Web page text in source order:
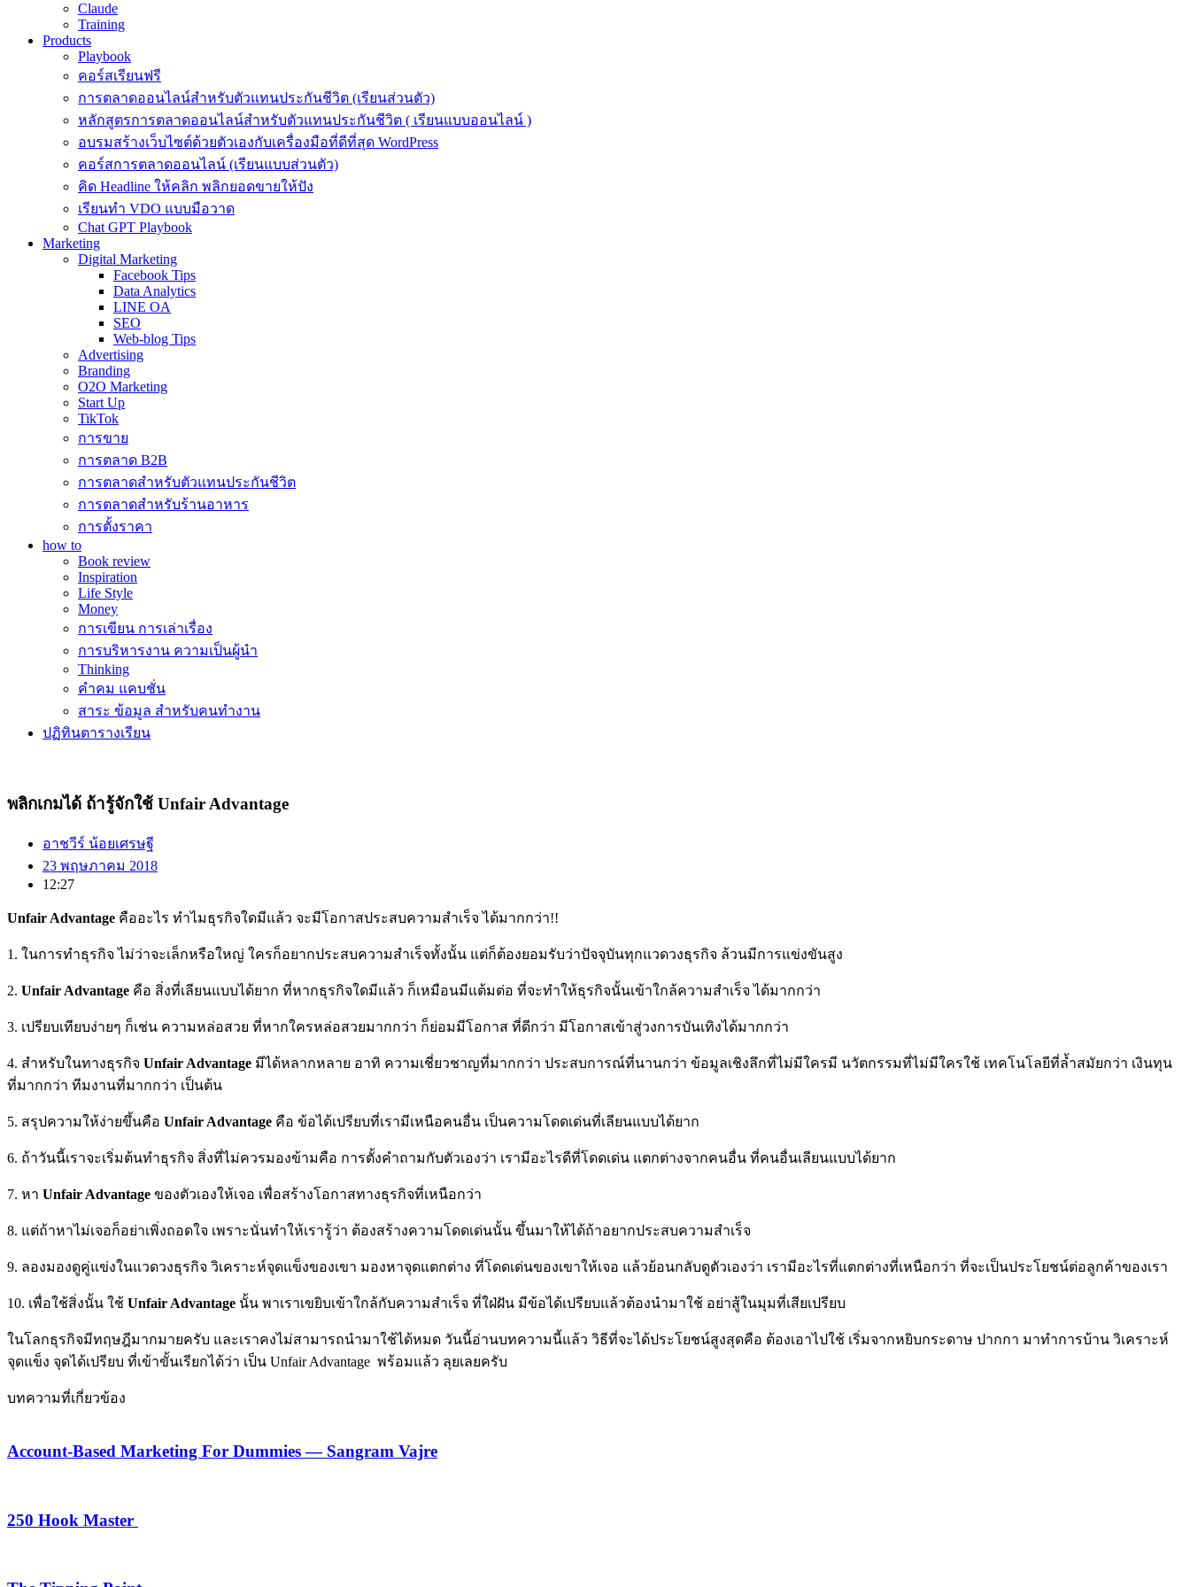
Claude
Training
Products
Playbook
คอร์สเรียนฟรี
การตลาดออนไลน์สำหรับตัวแทนประกันชีวิต (เรียนส่วนตัว)
หลักสูตรการตลาดออนไลน์สำหรับตัวแทนประกันชีวิต ( เรียนแบบออนไลน์ )
อบรมสร้างเว็บไซต์ด้วยตัวเองกับเครื่องมือที่ดีที่สุด WordPress
คอร์สการตลาดออนไลน์ (เรียนแบบส่วนตัว)
คิด Headline ให้คลิก พลิกยอดขายให้ปัง
เรียนทำ VDO แบบมือวาด
Chat GPT Playbook
Marketing
Digital Marketing
Facebook Tips
Data Analytics
LINE OA
SEO
Web-blog Tips
Advertising
Branding
O2O Marketing
Start Up
TikTok
การขาย
การตลาด B2B
การตลาดสำหรับตัวแทนประกันชีวิต
การตลาดสำหรับร้านอาหาร
การตั้งราคา
how to
Book review
Inspiration
Life Style
Money
การเขียน การเล่าเรื่อง
การบริหารงาน ความเป็นผู้นำ
Thinking
คำคม แคบชั่น
สาระ ข้อมูล สำหรับคนทำงาน
ปฏิทินตารางเรียน
พลิกเกมได้ ถ้ารู้จักใช้ Unfair Advantage
อาชวีร์ น้อยเศรษฐี
23 พฤษภาคม 2018
12:27
Unfair Advantage คืออะไร ทำไมธุรกิจใดมีแล้ว จะมีโอกาสประสบความสำเร็จ ได้มากกว่า!!
1. ในการทำธุรกิจ ไม่ว่าจะเล็กหรือใหญ่ ใครก็อยากประสบความสำเร็จทั้งนั้น แต่ก็ต้องยอมรับว่าปัจจุบันทุกแวดวงธุรกิจ ล้วนมีการแข่งขันสูง
2. Unfair Advantage คือ สิ่งที่เลียนแบบได้ยาก ที่หากธุรกิจใดมีแล้ว ก็เหมือนมีแต้มต่อ ที่จะทำให้ธุรกิจนั้นเข้าใกล้ความสำเร็จ ได้มากกว่า
3. เปรียบเทียบง่ายๆ ก็เช่น ความหล่อสวย ที่หากใครหล่อสวยมากกว่า ก็ย่อมมีโอกาส ที่ดีกว่า มีโอกาสเข้าสู่วงการบันเทิงได้มากกว่า
4. สำหรับในทางธุรกิจ Unfair Advantage มีได้หลากหลาย อาทิ ความเชี่ยวชาญที่มากกว่า ประสบการณ์ที่นานกว่า ข้อมูลเชิงลึกที่ไม่มีใครมี นวัตกรรมที่ไม่มีใครใช้ เทคโนโลยีที่ล้ำสมัยกว่า เงินทุน
ที่มากกว่า ทีมงานที่มากกว่า เป็นต้น
5. สรุปความให้ง่ายขึ้นคือ Unfair Advantage คือ ข้อได้เปรียบที่เรามีเหนือคนอื่น เป็นความโดดเด่นที่เลียนแบบได้ยาก
6. ถ้าวันนี้เราจะเริ่มต้นทำธุรกิจ สิ่งที่ไม่ควรมองข้ามคือ การตั้งคำถามกับตัวเองว่า เรามีอะไรดีที่โดดเด่น แตกต่างจากคนอื่น ที่คนอื่นเลียนแบบได้ยาก
7. หา Unfair Advantage ของตัวเองให้เจอ เพื่อสร้างโอกาสทางธุรกิจที่เหนือกว่า
8. แต่ถ้าหาไม่เจอก็อย่าเพิ่งถอดใจ เพราะนั่นทำให้เรารู้ว่า ต้องสร้างความโดดเด่นนั้น ขึ้นมาให้ได้ถ้าอยากประสบความสำเร็จ
9. ลองมองดูคู่แข่งในแวดวงธุรกิจ วิเคราะห์จุดแข็งของเขา มองหาจุดแตกต่าง ที่โดดเด่นของเขาให้เจอ แล้วย้อนกลับดูตัวเองว่า เรามีอะไรที่แตกต่างที่เหนือกว่า ที่จะเป็นประโยชน์ต่อลูกค้าของเรา
10. เพื่อใช้สิ่งนั้น ใช้ Unfair Advantage นั้น พาเราเขยิบเข้าใกล้กับความสำเร็จ ที่ใฝ่ฝัน มีข้อได้เปรียบแล้วต้องนำมาใช้ อย่าสู้ในมุมที่เสียเปรียบ
ในโลกธุรกิจมีทฤษฎีมากมายครับ และเราคงไม่สามารถนำมาใช้ได้หมด วันนี้อ่านบทความนี้แล้ว วิธีที่จะได้ประโยชน์สูงสุดคือ ต้องเอาไปใช้ เริ่มจากหยิบกระดาษ ปากกา มาทำการบ้าน วิเคราะห์
จุดแข็ง จุดได้เปรียบ ที่เข้าขั้นเรียกได้ว่า เป็น Unfair Advantage พร้อมแล้ว ลุยเลยครับ
บทความที่เกี่ยวข้อง
Account-Based Marketing For Dummies — Sangram Vajre
250 Hook Master